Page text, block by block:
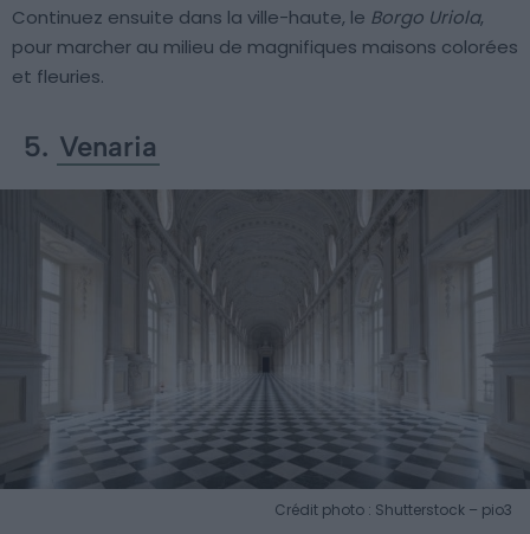
Continuez ensuite dans la ville-haute, le Borgo Uriola,
pour marcher au milieu de magnifiques maisons colorées
et fleuries.
5. Venaria
Crédit photo : Shutterstock – pio3